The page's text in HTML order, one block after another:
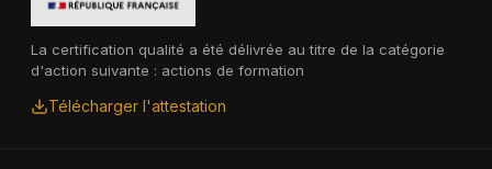
La certification qualité a été délivrée au titre de la catégorie
d'action suivante : actions de formation
Télécharger l'attestation